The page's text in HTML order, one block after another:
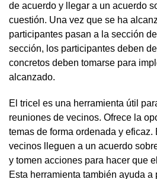
de acuerdo y llegar a un acuerdo
cuestión. Una vez que se ha
participantes pasan a la sección
sección, los participantes deben
concretos deben tomarse para
alcanzado.
El tricel es una herramienta útil
reuniones de vecinos. Ofrece la
temas de forma ordenada y
vecinos lleguen a un acuerdo
y tomen acciones para hacer que
Esta herramienta también ayuda